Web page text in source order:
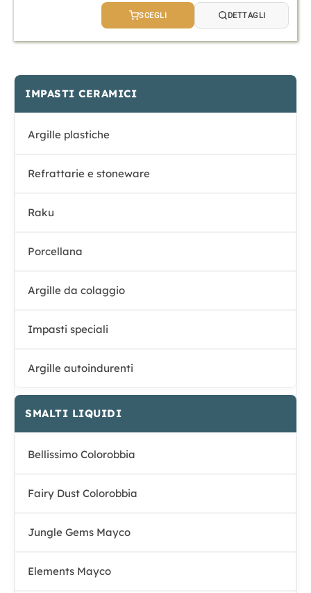
IMPASTI CERAMICI
Argille plastiche
Refrattarie e stoneware
Raku
Porcellana
Argille da colaggio
Impasti speciali
Argille autoindurenti
SMALTI LIQUIDI
Bellissimo Colorobbia
Fairy Dust Colorobbia
Jungle Gems Mayco
Elements Mayco
SCEGLI DETTAGLI